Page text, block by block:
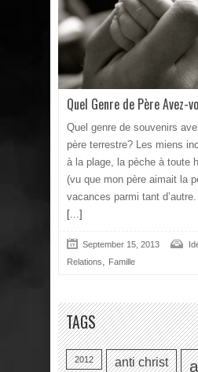
Quel Genre de Père Avez-
Quel genre de souvenirs
père terrestre? Les miens
à la plage, la pèche à toute
(vu que mon père aimait la
vacances parmi tant
[...]
September 15, 2013
Relations Famille
TAGS
2012 anti christ